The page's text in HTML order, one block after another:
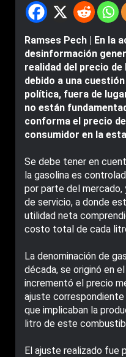
Ramses Pech | En la
desinformación
realidad del precio
debido a una
política, fuera de
no están
conforma el precio
consumidor en la
Se debe tener en
la gasolina es
por parte del mercado,
de servicio, a donde
utilidad neta
costo total de cada
La denominación de
década, se originó en
incrementó el precio
ajuste
que implicaban la
litro de este
El ajuste realizado fue